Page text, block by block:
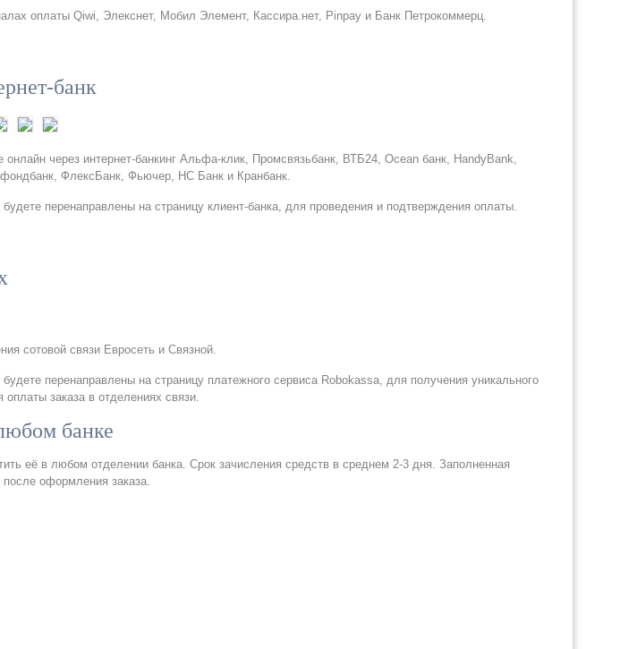
оплаты Qiwi, Элекснет, Мобил Элемент, Кассира.нет, Pinpay и Банк Петрокоммерц.
банк
через интернет-банкинг Альфа-клик, Промсвязьбанк, ВТБ24, Ocean банк, HandyBank,
ФлексБанк, Фьючер, НС Банк и Кранбанк.
перенаправлены на страницу клиент-банка, для проведения и подтверждения оплаты.
сотовой связи Евросеть и Связной.
перенаправлены на страницу платежного сервиса Robokassa, для получения уникального
заказа в отделениях связи.
банке
её в любом отделении банка. Срок зачисления средств в среднем 2-3 дня. Заполненная
оформления заказа.